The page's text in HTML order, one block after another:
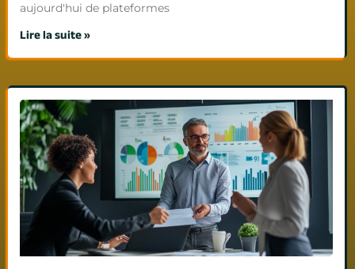
aujourd'hui de plateformes
Lire la suite »